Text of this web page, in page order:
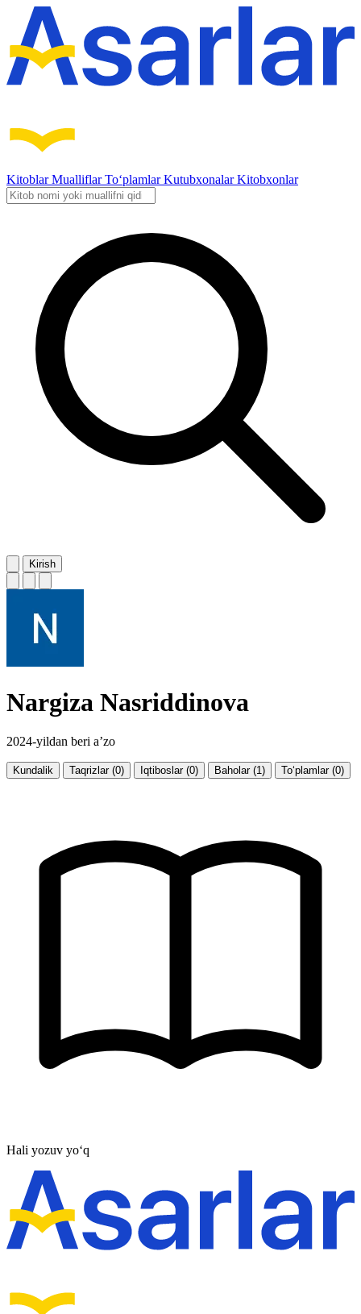
KitoblarMualliflarTo‘plamlarKutubxonalarKitobxonlar
Kirish
Nargiza Nasriddinova
2024-yildan beri a’zo
Kundalik Taqrizlar (0) Iqtiboslar (0) Baholar (1) To‘plamlar (0)
Hali yozuv yo‘q